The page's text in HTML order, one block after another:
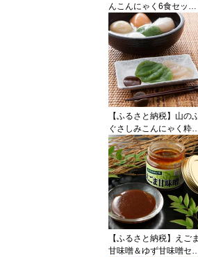
んこんにゃく6食セット
(白箱)◇
【ふるさと納税】山の
ぐさしみこんにゃく粋
ット◇
【ふるさと納税】えごま
甘味噌＆ゆず甘味噌セ